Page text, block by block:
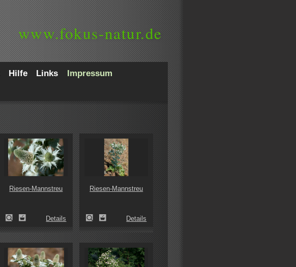
www.fokus-natur.de
Hilfe Links
Impressum
Riesen-Mannstreu
Details
Riesen-Mannstreu
Details